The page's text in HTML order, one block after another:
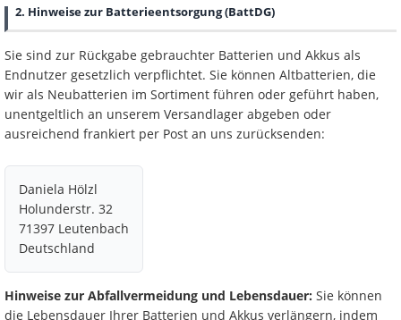
2. Hinweise zur Batterieentsorgung (BattDG)
Sie sind zur Rückgabe gebrauchter Batterien und Akkus als
Endnutzer gesetzlich verpflichtet. Sie können Altbatterien, die
wir als Neubatterien im Sortiment führen oder geführt haben,
unentgeltlich an unserem Versandlager abgeben oder
ausreichend frankiert per Post an uns zurücksenden:
Daniela Hölzl
Holunderstr. 32
71397 Leutenbach
Deutschland
Hinweise zur Abfallvermeidung und Lebensdauer: Sie können
die Lebensdauer Ihrer Batterien und Akkus verlängern, indem